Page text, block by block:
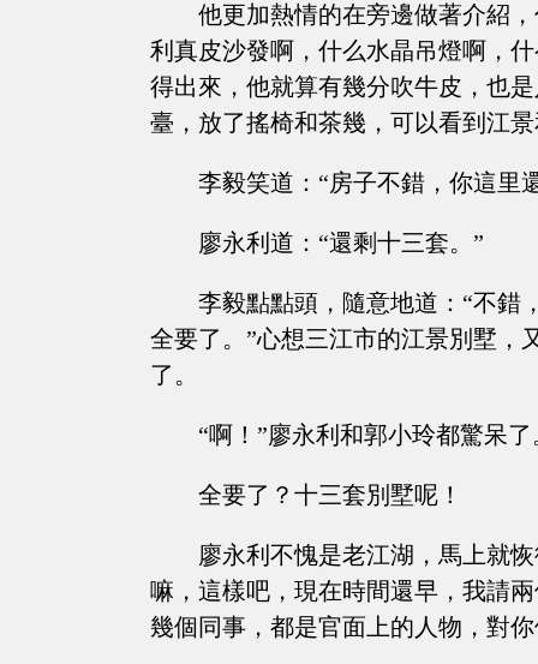
他更加熱情的在旁邊做著介紹
利真皮沙發啊，什么水晶吊燈啊，
得出來，他就算有幾分吹牛皮，也
臺，放了搖椅和茶幾，可以看到江
李毅笑道：“房子不錯，你這里
廖永利道：“還剩十三套。”
李毅點點頭，隨意地道：“不錯
全要了。”心想三江市的江景別墅，
了。
“啊！”廖永利和郭小玲都驚呆了
全要了？十三套別墅呢！
廖永利不愧是老江湖，馬上就
嘛，這樣吧，現在時間還早，我請
幾個同事，都是官面上的人物，對